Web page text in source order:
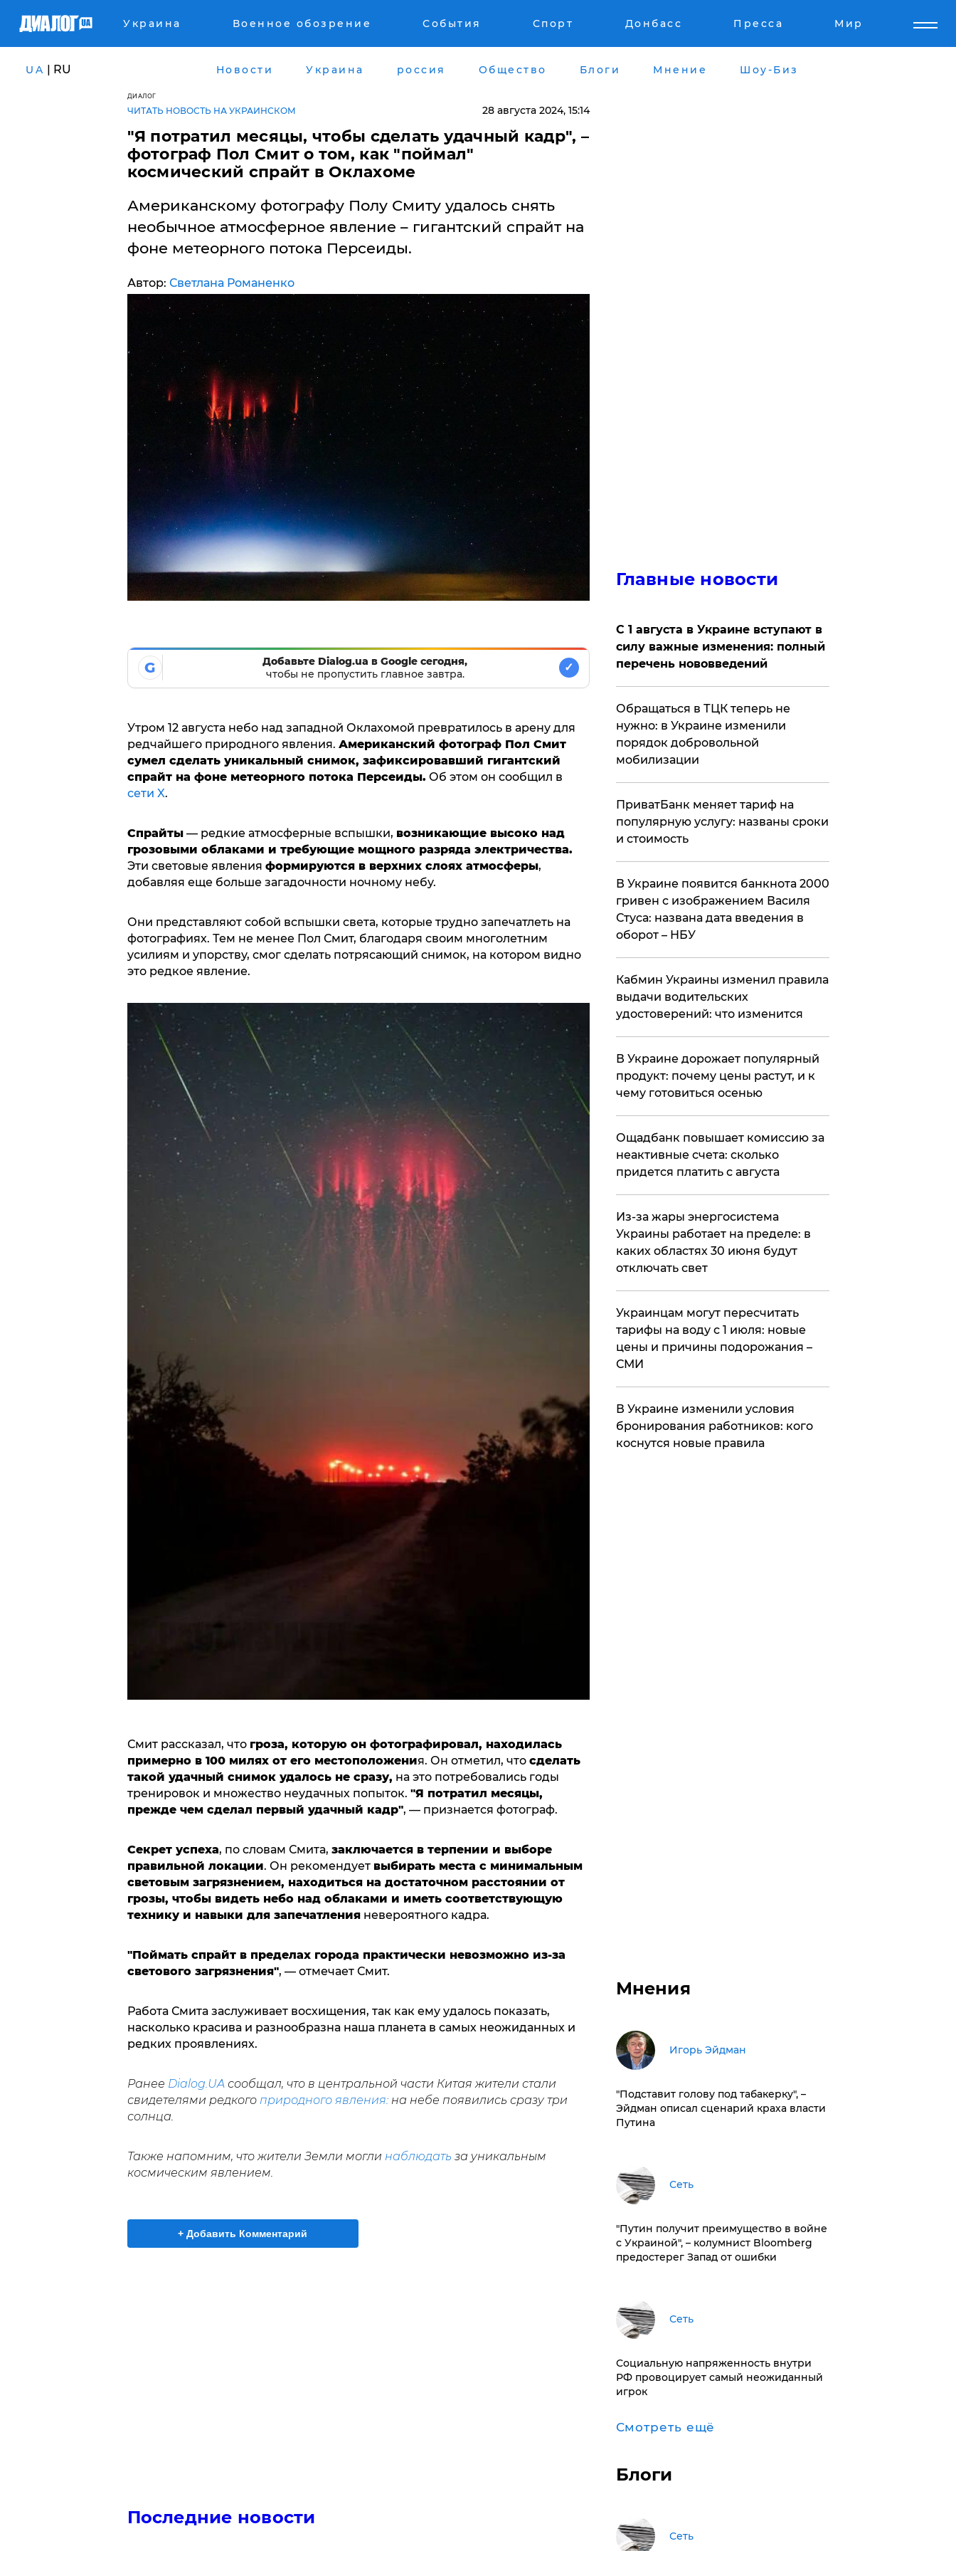
Украина Военное обозрение События Спорт Донбасс Пресса Мир
UA | RU Новости Украина россия Общество Блоги Мнение Шоу-Биз
ДИАЛОГ
ЧИТАТЬ НОВОСТЬ НА УКРАИНСКОМ 28 августа 2024, 15:14
"Я потратил месяцы, чтобы сделать удачный кадр", –
фотограф Пол Смит о том, как "поймал"
космический спрайт в Оклахоме
Американскому фотографу Полу Смиту удалось снять
необычное атмосферное явление – гигантский спрайт на
фоне метеорного потока Персеиды.
Автор: Светлана Романенко
G
Добавьте Dialog.ua в Google сегодня,
чтобы не пропустить главное завтра.
✓
Утром 12 августа небо над западной Оклахомой превратилось в арену для
редчайшего природного явления. Американский фотограф Пол Смит
сумел сделать уникальный снимок, зафиксировавший гигантский
спрайт на фоне метеорного потока Персеиды. Об этом он сообщил в
сети X.
Спрайты— редкие атмосферные вспышки, возникающие высоко над
грозовыми облаками и требующие мощного разряда электричества.
Эти световые явления формируются в верхних слоях атмосферы,
добавляя еще больше загадочности ночному небу.
Они представляют собой вспышки света, которые трудно запечатлеть на
фотографиях. Тем не менее Пол Смит, благодаря своим многолетним
усилиям и упорству, смог сделать потрясающий снимок, на котором видно
это редкое явление.
Смит рассказал, что гроза, которую он фотографировал, находилась
примерно в 100 милях от его местоположения. Он отметил, что сделать
такой удачный снимок удалось не сразу, на это потребовались годы
тренировок и множество неудачных попыток. "Я потратил месяцы,
прежде чем сделал первый удачный кадр", — признается фотограф.
Секрет успеха, по словам Смита, заключается в терпении и выборе
правильной локации. Он рекомендует выбирать места с минимальным
световым загрязнением, находиться на достаточном расстоянии от
грозы, чтобы видеть небо над облаками и иметь соответствующую
технику и навыки для запечатленияневероятного кадра.
"Поймать спрайт в пределах города практически невозможно из-за
светового загрязнения", — отмечает Смит.
Работа Смита заслуживает восхищения, так как ему удалось показать,
насколько красива и разнообразна наша планета в самых неожиданных и
редких проявлениях.
Ранее Dialog.UAсообщал, что в центральной части Китая жители стали
свидетелями редкого природного явления:на небе появились сразу три
солнца.
Также напомним, что жители Земли могли наблюдать за уникальным
космическим явлением.
+ Добавить Комментарий
Последние новости
Главные новости
С 1 августа в Украине вступают в
силу важные изменения: полный
перечень нововведений
Обращаться в ТЦК теперь не
нужно: в Украине изменили
порядок добровольной
мобилизации
ПриватБанк меняет тариф на
популярную услугу: названы сроки
и стоимость
В Украине появится банкнота 2000
гривен с изображением Василя
Стуса: названа дата введения в
оборот – НБУ
Кабмин Украины изменил правила
выдачи водительских
удостоверений: что изменится
В Украине дорожает популярный
продукт: почему цены растут, и к
чему готовиться осенью
​Ощадбанк повышает комиссию за
неактивные счета: сколько
придется платить с августа
Из-за жары энергосистема
Украины работает на пределе: в
каких областях 30 июня будут
отключать свет
Украинцам могут пересчитать
тарифы на воду с 1 июля: новые
цены и причины подорожания –
СМИ
В Украине изменили условия
бронирования работников: кого
коснутся новые правила
Мнения
Игорь Эйдман
​"Подставит голову под табакерку", –
Эйдман описал сценарий краха власти
Путина
Сеть
"Путин получит преимущество в войне
с Украиной", – колумнист Bloomberg
предостерег Запад от ошибки
Сеть
Социальную напряженность внутри
РФ провоцирует самый неожиданный
игрок
Смотреть ещё
Блоги
Сеть